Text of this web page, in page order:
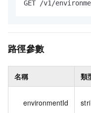
GET /v1/
路徑參數
名稱 類
environmentId